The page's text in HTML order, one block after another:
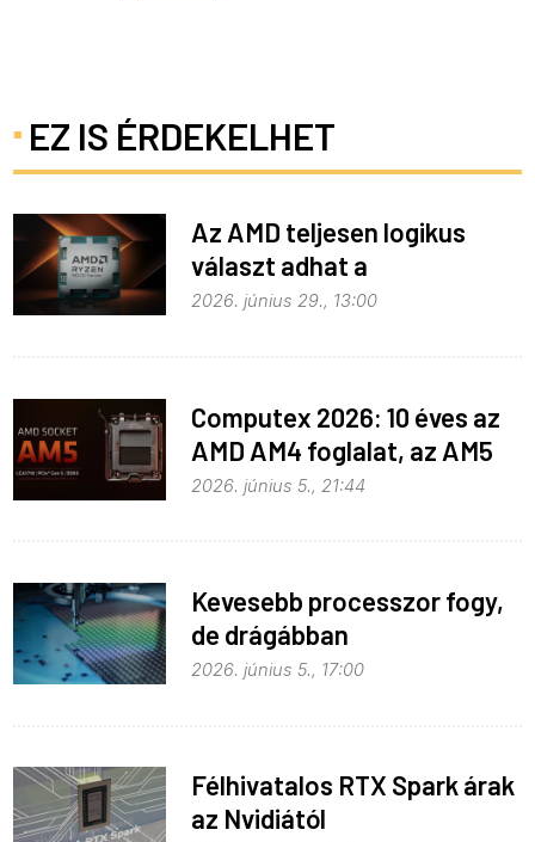
EZ IS ÉRDEKELHET
Az AMD teljesen logikus
választ adhat a
memóriaválságra
2026. június 29., 13:00
Computex 2026: 10 éves az
AMD AM4 foglalat, az AM5
pedig még három évig
2026. június 5., 21:44
Kevesebb processzor fogy,
de drágábban
2026. június 5., 17:00
Félhivatalos RTX Spark árak
az Nvidiától